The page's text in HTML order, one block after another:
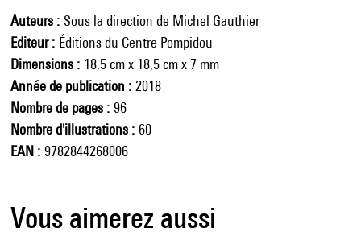
Auteurs
Sous la direction de Michel Gauthier
Editeur
Éditions du Centre Pompidou
Dimensions
18,5 cm x 18,5 cm x 7 mm
Année de publication
2018
Nombre de pages
96
Nombre d'illustrations
60
EAN
9782844268006
Vous aimerez aussi